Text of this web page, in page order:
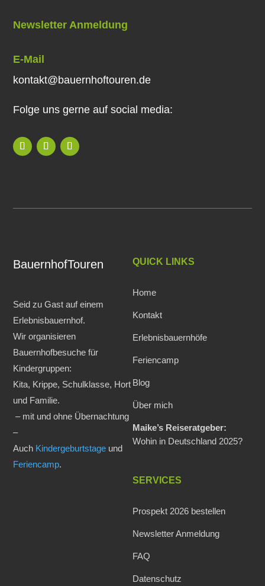
Newsletter Anmeldung
E-Mail
kontakt@bauernhoftouren.de
Folge uns gerne auf social media:
BauernhofTouren
Seid zu Gast auf einem
Erlebnisbauernhof.
Wir organisieren
Bauernhofbesuche für
Kindergruppen:
Kita, Krippe, Schulklasse, Hort
und Familie.
– mit und ohne Übernachtung
–
Auch Kindergeburtstage und
Feriencamp.
QUICK LINKS
Home
Kontakt
Erlebnisbauernhöfe
Feriencamp
Blog
Über mich
Maike’s Reiseratgeber:
Wohin in Deutschland 2025?
SERVICES
Prospekt 2026 bestellen
Newsletter Anmeldung
FAQ
Datenschutz